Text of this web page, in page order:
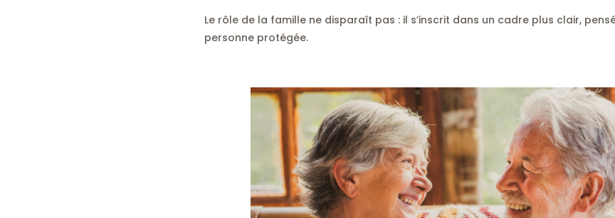
Le rôle de la famille ne disparaît pas : il s’inscrit dans un cadre plus clair,
personne protégée.